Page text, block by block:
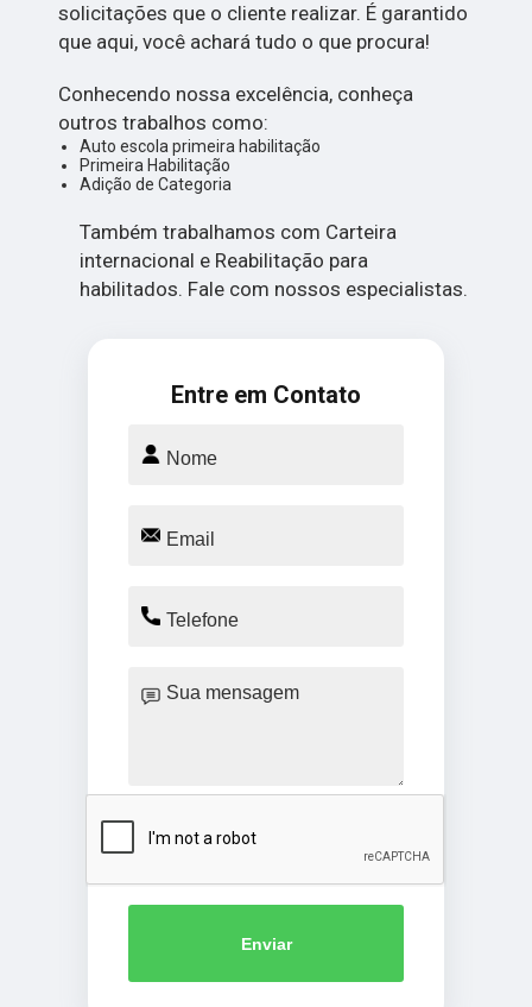
solicitações que o cliente realizar. É garantido
que aqui, você achará tudo o que procura!
Conhecendo nossa excelência, conheça
outros trabalhos como:
Auto escola primeira habilitação
Primeira Habilitação
Adição de Categoria
Também trabalhamos com Carteira
internacional e Reabilitação para
habilitados. Fale com nossos especialistas.
Entre em Contato
Enviar